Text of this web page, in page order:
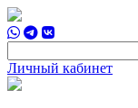
Личный кабинет